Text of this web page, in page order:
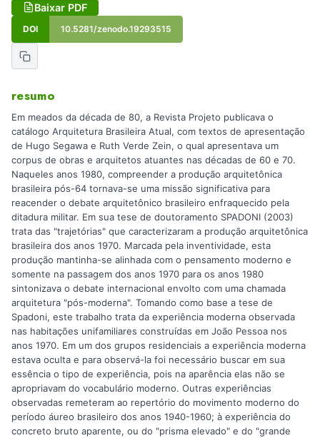
Baixar PDF
DOI 10.5281/zenodo.19293515
resumo
Em meados da década de 80, a Revista Projeto publicava o
catálogo Arquitetura Brasileira Atual, com textos de apresentação
de Hugo Segawa e Ruth Verde Zein, o qual apresentava um
corpus de obras e arquitetos atuantes nas décadas de 60 e 70.
Naqueles anos 1980, compreender a produção arquitetônica
brasileira pós-64 tornava-se uma missão significativa para
reacender o debate arquitetônico brasileiro enfraquecido pela
ditadura militar. Em sua tese de doutoramento SPADONI (2003)
trata das "trajetórias" que caracterizaram a produção arquitetônica
brasileira dos anos 1970. Marcada pela inventividade, esta
produção mantinha-se alinhada com o pensamento moderno e
somente na passagem dos anos 1970 para os anos 1980
sintonizava o debate internacional envolto com uma chamada
arquitetura "pós-moderna". Tomando como base a tese de
Spadoni, este trabalho trata da experiência moderna observada
nas habitações unifamiliares construídas em João Pessoa nos
anos 1970. Em um dos grupos residenciais a experiência moderna
estava oculta e para observá-la foi necessário buscar em sua
essência o tipo de experiência, pois na aparência elas não se
apropriavam do vocabulário moderno. Outras experiências
observadas remeteram ao repertório do movimento moderno do
período áureo brasileiro dos anos 1940-1960; à experiência do
concreto bruto aparente, ou do "prisma elevado" e do "grande